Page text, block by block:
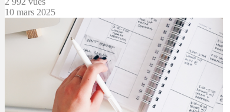
10 mars 2025